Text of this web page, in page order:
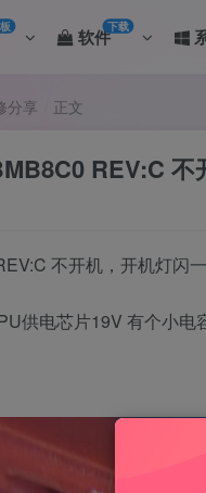
软件下载
分享 正文
REV:C 不
不开机，开机灯闪
供电芯片19V 有个小电